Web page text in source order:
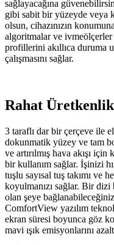
sağlayacağına
gibi sabit bir yüzeyde veya
olsun, cihazınızın
algoritmalar ve ivmeölçerler
profillerini akıllıca duruma
çalışmasını sağlar.
Rahat
3 taraflı dar bir çerçeve ile
dokunmatik yüzey ve tam
ve artırılmış hava akışı
bir kullanım sağlar. İşinizi
tuşlu sayısal tuş takımı ve
koyulmanızı sağlar. Bir dizi
olan şeye
ComfortView yazılım
ekran süresi boyunca göz
mavi ışık emisyonlarını